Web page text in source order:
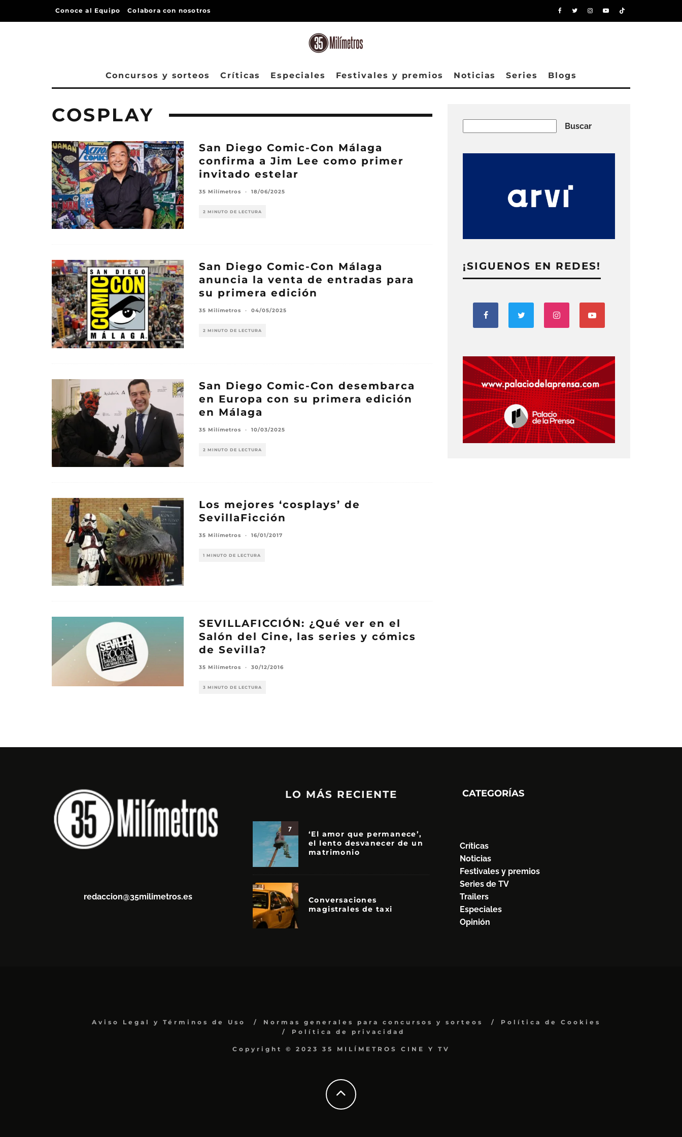
Conoce al Equipo Colabora con nosotros
Concursos y sorteos Críticas Especiales Festivales y premios Noticias Series Blogs
COSPLAY
San Diego Comic-Con Málaga
confirma a Jim Lee como primer
invitado estelar
35 Milímetros · 18/06/2025
2 MINUTO DE LECTURA
San Diego Comic-Con Málaga
anuncia la venta de entradas para
su primera edición
35 Milímetros · 04/05/2025
2 MINUTO DE LECTURA
San Diego Comic-Con desembarca
en Europa con su primera edición
en Málaga
35 Milímetros · 10/03/2025
2 MINUTO DE LECTURA
Los mejores ‘cosplays’ de
SevillaFicción
35 Milímetros · 16/01/2017
1 MINUTO DE LECTURA
SEVILLAFICCIÓN: ¿Qué ver en el
Salón del Cine, las series y cómics
de Sevilla?
35 Milímetros · 30/12/2016
3 MINUTO DE LECTURA
Buscar
¡SIGUENOS EN REDES!
redaccion@35milimetros.es
LO MÁS RECIENTE
7
‘El amor que permanece’,
el lento desvanecer de un
matrimonio
Conversaciones
magistrales de taxi
CATEGORÍAS
Críticas
Noticias
Festivales y premios
Series de TV
Trailers
Especiales
Opinión
Aviso Legal y Términos de Uso Normas generales para concursos y sorteos
Política de Cookies
Política de privacidad
Copyright © 2023 35 MILÍMETROS CINE Y TV